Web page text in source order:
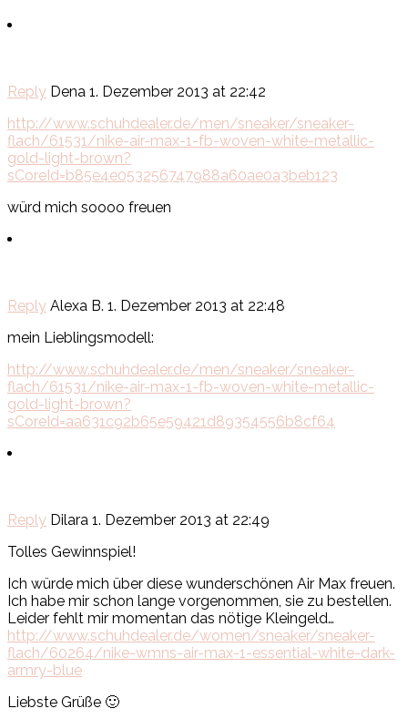
Reply Dena 1. Dezember 2013 at 22:42
http://www.schuhdealer.de/men/sneaker/sneaker-
flach/61531/nike-air-max-1-fb-woven-white-metallic-
gold-light-brown?
sCoreId=b85e4e053256747988a60ae0a3beb123
würd mich soooo freuen
Reply Alexa B. 1. Dezember 2013 at 22:48
mein Lieblingsmodell:
http://www.schuhdealer.de/men/sneaker/sneaker-
flach/61531/nike-air-max-1-fb-woven-white-metallic-
gold-light-brown?
sCoreId=aa631c92b65e59421d89354556b8cf64
Reply Dilara 1. Dezember 2013 at 22:49
Tolles Gewinnspiel!
Ich würde mich über diese wunderschönen Air Max freuen.
Ich habe mir schon lange vorgenommen, sie zu bestellen.
Leider fehlt mir momentan das nötige Kleingeld…
http://www.schuhdealer.de/women/sneaker/sneaker-
flach/60264/nike-wmns-air-max-1-essential-white-dark-
armry-blue
Liebste Grüße 🙂